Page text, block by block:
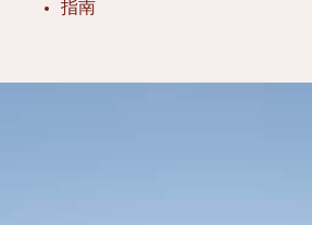
指南